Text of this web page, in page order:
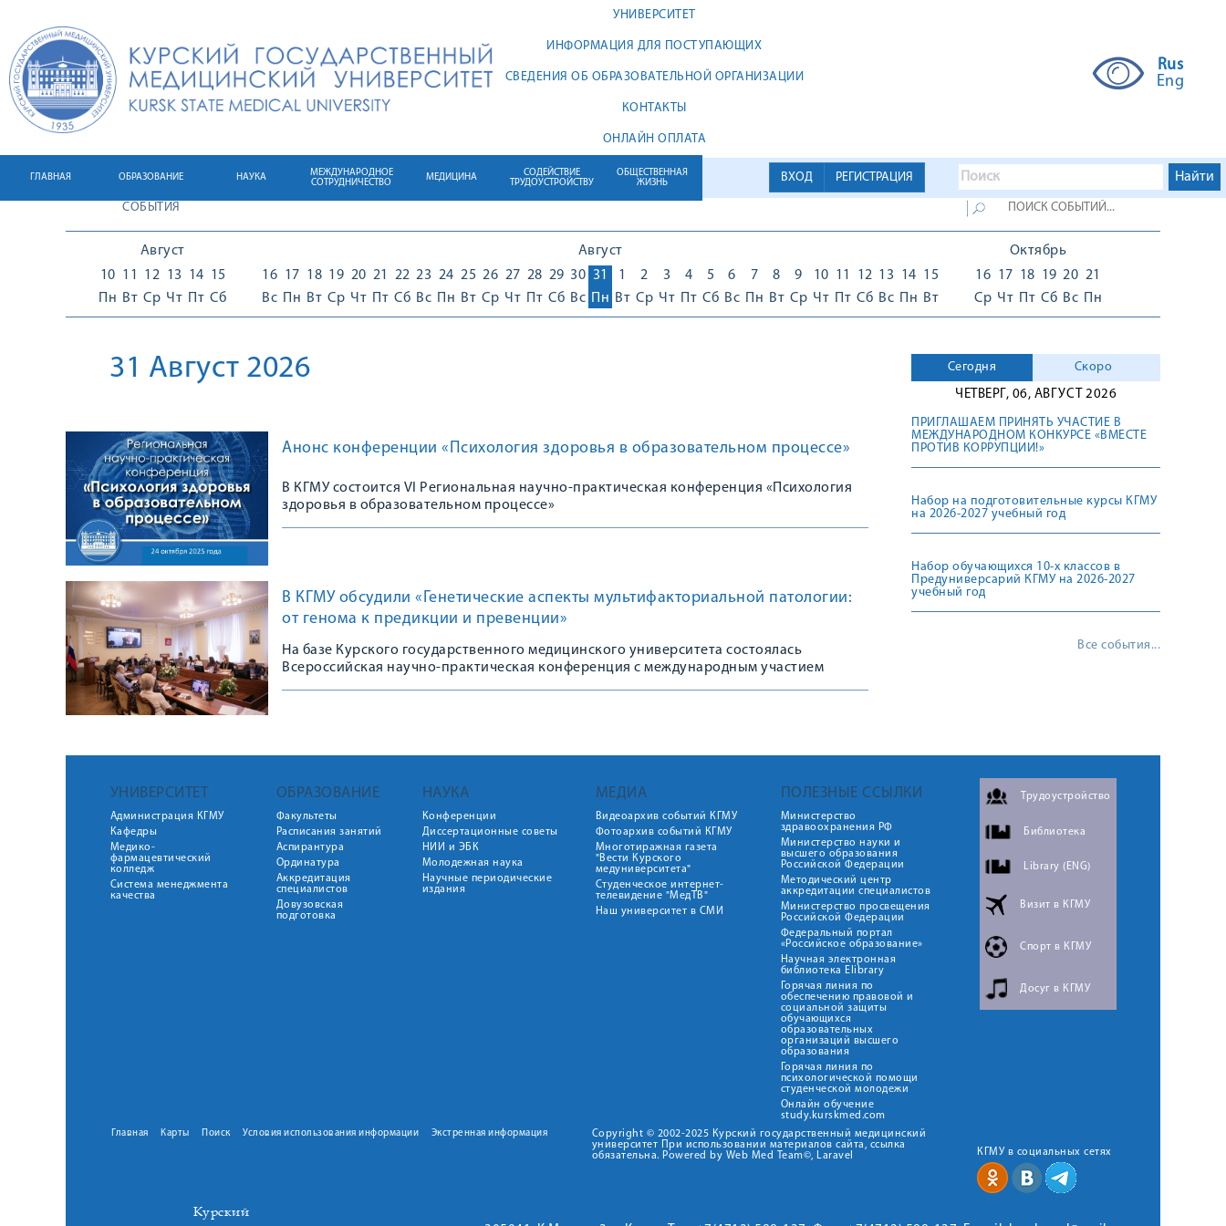
УНИВЕРСИТЕТ
ИНФОРМАЦИЯ ДЛЯ ПОСТУПАЮЩИХ
СВЕДЕНИЯ ОБ ОБРАЗОВАТЕЛЬНОЙ ОРГАНИЗАЦИИ
КОНТАКТЫ
ОНЛАЙН ОПЛАТА
Rus
Eng
ВХОД РЕГИСТРАЦИЯ
ГЛАВНАЯ ОБРАЗОВАНИЕ НАУКА
МЕЖДУНАРОДНОЕ
СОТРУДНИЧЕСТВО
МЕДИЦИНА
СОДЕЙСТВИЕ
ТРУДОУСТРОЙСТВУ
ОБЩЕСТВЕННАЯ
ЖИЗНЬ
СОБЫТИЯ
Август
10
Пн
11
Вт
12
Ср
13
Чт
14
Пт
15
Сб
Август
16
Вс
17
Пн
18
Вт
19
Ср
20
Чт
21
Пт
22
Сб
23
Вс
24
Пн
25
Вт
26
Ср
27
Чт
28
Пт
29
Сб
30
Вс
31
Пн
1
Вт
2
Ср
3
Чт
4
Пт
5
Сб
6
Вс
7
Пн
8
Вт
9
Ср
10
Чт
11
Пт
12
Сб
13
Вс
14
Пн
15
Вт
Октябрь
16
Ср
17
Чт
18
Пт
19
Сб
20
Вс
21
Пн
31 Август 2026
Анонс конференции «Психология здоровья в образовательном процессе»
В КГМУ состоится VI Региональная научно-практическая конференция «Психология
здоровья в образовательном процессе»
В КГМУ обсудили «Генетические аспекты мультифакториальной патологии:
от генома к предикции и превенции»
На базе Курского государственного медицинского университета состоялась
Всероссийская научно-практическая конференция с международным участием
Сегодня
Скоро
ЧЕТВЕРГ, 06, АВГУСТ 2026
ПРИГЛАШАЕМ ПРИНЯТЬ УЧАСТИЕ В
МЕЖДУНАРОДНОМ КОНКУРСЕ «ВМЕСТЕ
ПРОТИВ КОРРУПЦИИ!»
Набор на подготовительные курсы КГМУ
на 2026-2027 учебный год
Набор обучающихся 10-х классов в
Предуниверсарий КГМУ на 2026-2027
учебный год
Все события...
УНИВЕРСИТЕТ
Администрация КГМУ
Кафедры
Медико-
фармацевтический
колледж
Система менеджмента
качества
ОБРАЗОВАНИЕ
Факультеты
Расписания занятий
Аспирантура
Ординатура
Аккредитация
специалистов
Довузовская
подготовка
НАУКА
Конференции
Диссертационные советы
НИИ и ЭБК
Молодежная наука
Научные периодические
издания
МЕДИА
Видеоархив событий КГМУ
Фотоархив событий КГМУ
Многотиражная газета
"Вести Курского
медуниверситета"
Студенческое интернет-
телевидение "МедТВ"
Наш университет в СМИ
ПОЛЕЗНЫЕ ССЫЛКИ
Министерство
здравоохранения РФ
Министерство науки и
высшего образования
Российской Федерации
Методический центр
аккредитации специалистов
Министерство просвещения
Российской Федерации
Федеральный портал
«Российское образование»
Научная электронная
библиотека Elibrary
Горячая линия по
обеспечению правовой и
социальной защиты
обучающихся
образовательных
организаций высшего
образования
Горячая линия по
психологической помощи
студенческой молодежи
Онлайн обучение
study.kurskmed.com
Трудоустройство
Библиотека
Library (ENG)
Визит в КГМУ
Спорт в КГМУ
Досуг в КГМУ
Главная Карты Поиск Условия использования информации Экстренная информация
Copyright © 2002-2025 Курский государственный медицинский
университет При использовании материалов сайта, ссылка
обязательна. Powered by Web Med Team©, Laravel
КГМУ в социальных сетях
Курский